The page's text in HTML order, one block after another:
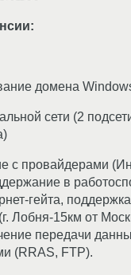
домена
сети (2
с провайдерами
в
гейта,
Лобня-15км от
передачи
(RRAS, FTP).